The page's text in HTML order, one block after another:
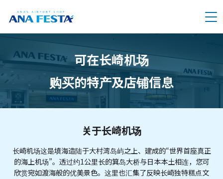
メニュー
可在长崎机场
购买的特产及店铺信息
关于长崎机场
长崎机场这是填海造陆于大村湾岛屿之上、建成的“世界首座真正
的海上机场”。透过约1公里长的箕岛大桥与日本本土相连，您可
欣赏宛如渡海般的优美景色。这里也汇集了反映长崎独特糕点文